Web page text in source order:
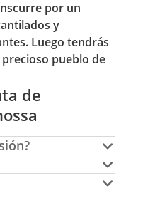
por un
y
Luego tendrás
pueblo de
de